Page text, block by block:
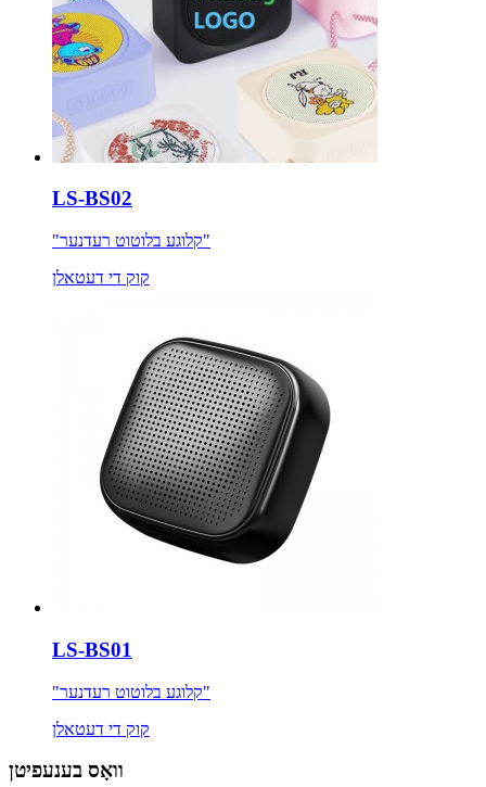
LS-BS02
"קלוגע בלוטוט רעדנער"
קוק די דעטאלן
LS-BS01
"קלוגע בלוטוט רעדנער"
קוק די דעטאלן
וואָס בענעפיטן